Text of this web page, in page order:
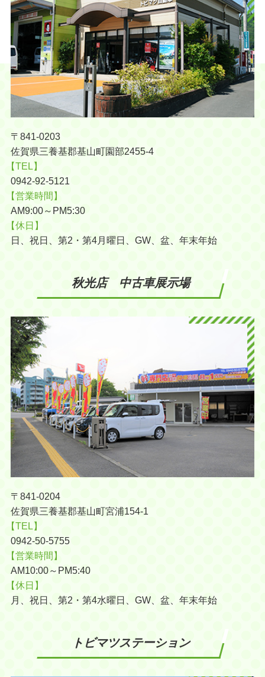
〒841-0203
佐賀県三養基郡基山町園部2455-4
【TEL】
0942-92-5121
【営業時間】
AM9:00～PM5:30
【休日】
日、祝日、第2・第4月曜日、GW、盆、年末年始
秋光店 中古車展示場
〒841-0204
佐賀県三養基郡基山町宮浦154-1
【TEL】
0942-50-5755
【営業時間】
AM10:00～PM5:40
【休日】
月、祝日、第2・第4水曜日、GW、盆、年末年始
トビマツステーション